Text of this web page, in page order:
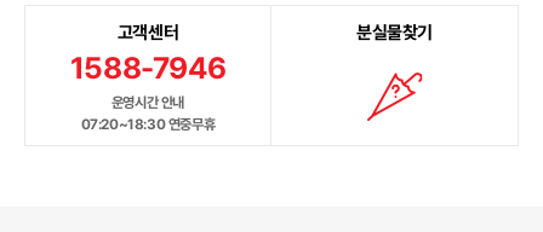
고객센터
1588-7946
운영시간 안내
07:20~18:30 연중무휴
분실물찾기